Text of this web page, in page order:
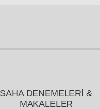
SAHA DENEMELERI &
MAKALELER